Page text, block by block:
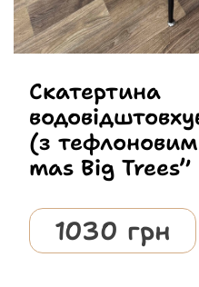
Скатертина
(з
mas Big Trees”
1030 грн